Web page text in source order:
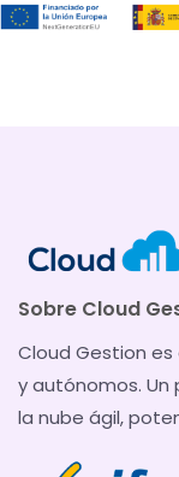
Sobre Cloud
Cloud Gestion es
y autónomos.
la nube ágil,